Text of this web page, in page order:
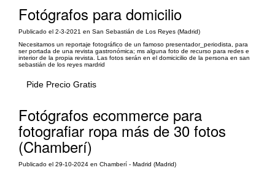
Fotógrafos para domicilio
Publicado el 2-3-2021 en San Sebastián de Los Reyes (Madrid)
Necesitamos un reportaje fotográfico de un famoso presentador_periodista, para
ser portada de una revista gastronómica; ms alguna foto de recurso para redes e
interior de la propia revista. Las fotos serán en el domicicilio de la persona en san
sebastián de los reyes mardrid
Pide Precio Gratis
Fotógrafos ecommerce para
fotografiar ropa más de 30 fotos
(Chamberí)
Publicado el 29-10-2024 en Chamberí - Madrid (Madrid)